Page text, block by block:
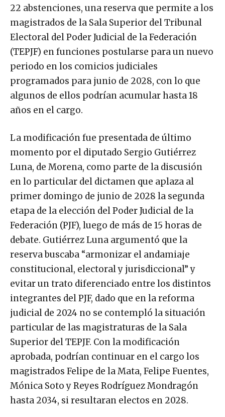
22 abstenciones, una reserva que permite a los
magistrados de la Sala Superior del Tribunal
Electoral del Poder Judicial de la Federación
(TEPJF) en funciones postularse para un nuevo
periodo en los comicios judiciales
programados para junio de 2028, con lo que
algunos de ellos podrían acumular hasta 18
años en el cargo.
La modificación fue presentada de último
momento por el diputado Sergio Gutiérrez
Luna, de Morena, como parte de la discusión
en lo particular del dictamen que aplaza al
primer domingo de junio de 2028 la segunda
etapa de la elección del Poder Judicial de la
Federación (PJF), luego de más de 15 horas de
debate. Gutiérrez Luna argumentó que la
reserva buscaba “armonizar el andamiaje
constitucional, electoral y jurisdiccional” y
evitar un trato diferenciado entre los distintos
integrantes del PJF, dado que en la reforma
judicial de 2024 no se contempló la situación
particular de las magistraturas de la Sala
Superior del TEPJF. Con la modificación
aprobada, podrían continuar en el cargo los
magistrados Felipe de la Mata, Felipe Fuentes,
Mónica Soto y Reyes Rodríguez Mondragón
hasta 2034, si resultaran electos en 2028.